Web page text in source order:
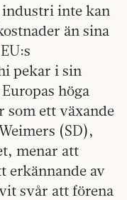
inte kan
än sina
pekar i sin
höga
som ett växande
(SD),
menar att
erkännande av
svår att förena